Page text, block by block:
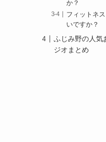
か？
フィットネ
いですか？
ふじみ野の人気
ジオまとめ